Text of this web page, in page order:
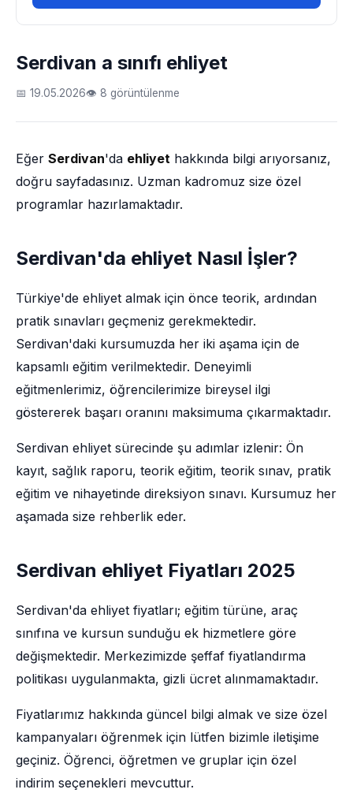
Serdivan a sınıfı ehliyet
📅 19.05.2026👁 8 görüntülenme
Eğer Serdivan'da ehliyet hakkında bilgi arıyorsanız,
doğru sayfadasınız. Uzman kadromuz size özel
programlar hazırlamaktadır.
Serdivan'da ehliyet Nasıl İşler?
Türkiye'de ehliyet almak için önce teorik, ardından
pratik sınavları geçmeniz gerekmektedir.
Serdivan'daki kursumuzda her iki aşama için de
kapsamlı eğitim verilmektedir. Deneyimli
eğitmenlerimiz, öğrencilerimize bireysel ilgi
göstererek başarı oranını maksimuma çıkarmaktadır.
Serdivan ehliyet sürecinde şu adımlar izlenir: Ön
kayıt, sağlık raporu, teorik eğitim, teorik sınav, pratik
eğitim ve nihayetinde direksiyon sınavı. Kursumuz her
aşamada size rehberlik eder.
Serdivan ehliyet Fiyatları 2025
Serdivan'da ehliyet fiyatları; eğitim türüne, araç
sınıfına ve kursun sunduğu ek hizmetlere göre
değişmektedir. Merkezimizde şeffaf fiyatlandırma
politikası uygulanmakta, gizli ücret alınmamaktadır.
Fiyatlarımız hakkında güncel bilgi almak ve size özel
kampanyaları öğrenmek için lütfen bizimle iletişime
geçiniz. Öğrenci, öğretmen ve gruplar için özel
indirim seçenekleri mevcuttur.